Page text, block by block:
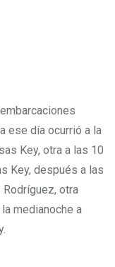
ese día ocurrió a la
Key, otra a las 10
Key, después a las
otra
medianoche a